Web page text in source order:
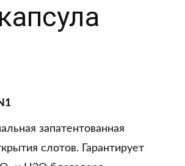
капсула
запатентованная
слотов. Гарантирует